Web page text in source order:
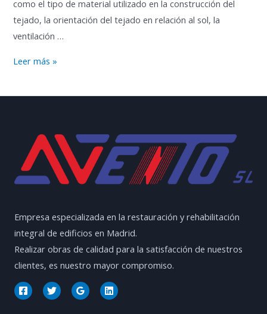
como el tipo de material utilizado en la construcción del
tejado, la orientación del tejado en relación al sol, la
ventilación …
Tejados
en
Leer más »
Empresa especializada en la restauración y rehabilitación
integral de edificios en Madrid.
Realizar obras de calidad para la satisfacción de nuestros
clientes, es nuestro mayor compromiso.